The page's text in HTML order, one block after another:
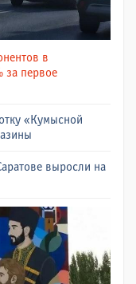
в
за первое
«Кумысной
выросли на